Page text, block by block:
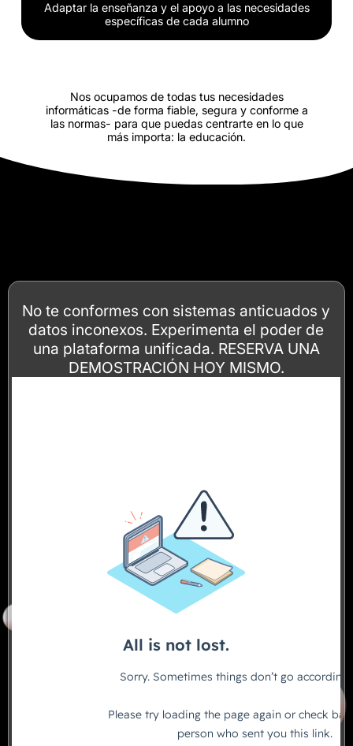
Adaptar la enseñanza y el apoyo a las necesidades
específicas de cada alumno
Nos ocupamos de todas tus necesidades
informáticas -de forma fiable, segura y conforme a
las normas- para que puedas centrarte en lo que
más importa: la educación.
No te conformes con sistemas anticuados y
datos inconexos. Experimenta el poder de
una plataforma unificada. RESERVA UNA
DEMOSTRACIÓN HOY MISMO.